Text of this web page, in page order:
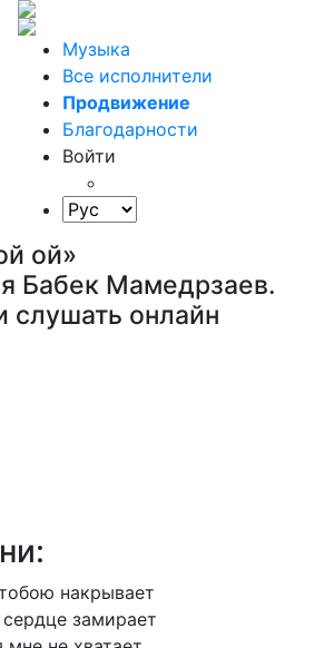
Музыка
Все исполнители
Продвижение
Благодарности
Войти
ой»
Бабек Мамедрзаев.
слушать онлайн
накрывает
сердце замирает